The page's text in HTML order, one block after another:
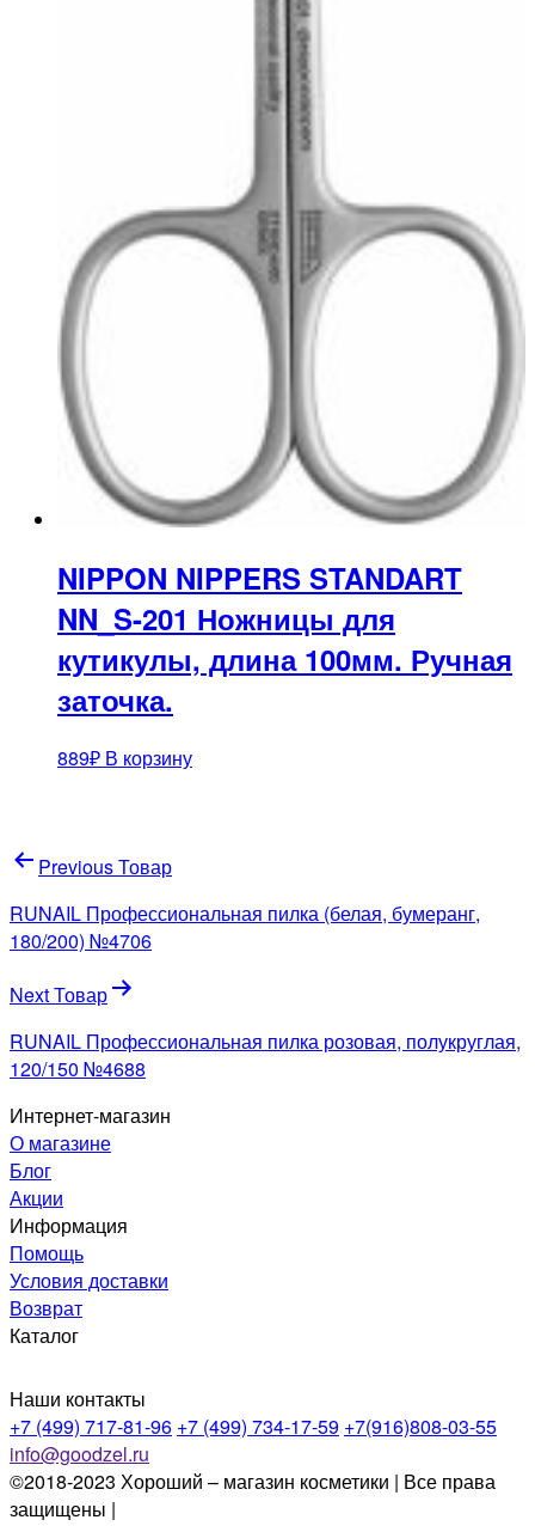
NIPPON NIPPERS STANDART
NN_S-201 Ножницы для
кутикулы, длина 100мм. Ручная
заточка.
889₽ В корзину
Навигация
по
записям
Previous Товар
RUNAIL Профессиональная пилка (белая, бумеранг,
180/200) №4706
Next Товар
RUNAIL Профессиональная пилка розовая, полукруглая,
120/150 №4688
Интернет-магазин
О магазине
Блог
Акции
Информация
Помощь
Условия доставки
Возврат
Каталог
Наши контакты
+7 (499) 717-81-96 +7 (499) 734-17-59 +7(916)808-03-55
info@goodzel.ru
©2018-2023 Хороший – магазин косметики | Все права
защищены |